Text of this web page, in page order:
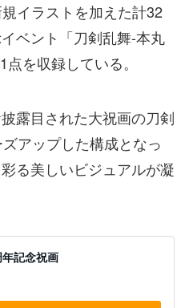
イラストを加えた計32
ベント「刀剣乱舞-本丸
を収録している。
露目された大祝画の刀剣
アップした構成となっ
る美しいビジュアルが凝
記念祝画